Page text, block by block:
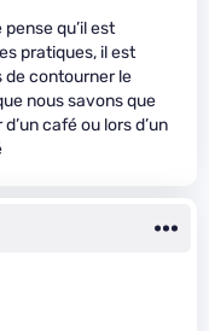
qu’il est
pratiques, il est
de contourner le
nous savons que
café ou lors d’un